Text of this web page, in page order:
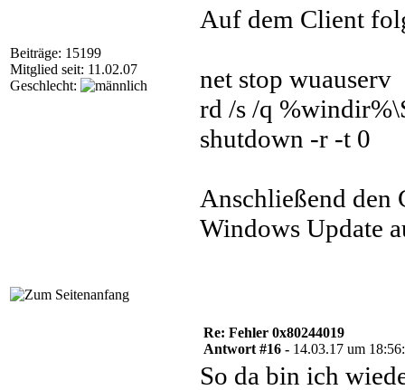
Beiträge: 15199
Mitglied seit: 11.02.07
Geschlecht:
Auf dem Client
net stop wuauserv
rd /s /q
shutdown -r -t 0
Anschließend den
Windows Update
Re: Fehler 0x80244019
Antwort #16 - 14.03.17 um
So da bin ich